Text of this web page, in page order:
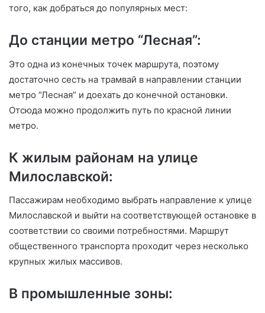
того, как добраться до популярных мест:
До станции метро “Лесная”:
Это одна из конечных точек маршрута, поэтому
достаточно сесть на трамвай в направлении станции
метро “Лесная” и доехать до конечной остановки.
Отсюда можно продолжить путь по красной линии
метро.
К жилым районам на улице
Милославской:
Пассажирам необходимо выбрать направление к улице
Милославской и выйти на соответствующей остановке в
соответствии со своими потребностями. Маршрут
общественного транспорта проходит через несколько
крупных жилых массивов.
В промышленные зоны: